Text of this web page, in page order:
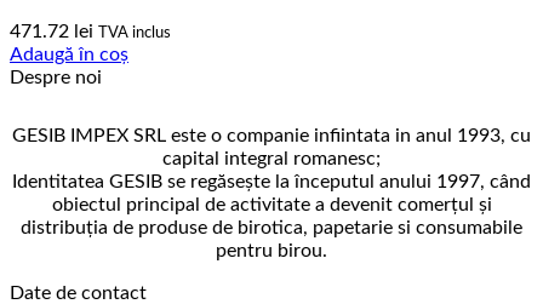
471.72 lei TVA inclus
Adaugă în coș
Despre noi
GESIB IMPEX SRL este o companie infiintata in anul 1993, cu
capital integral romanesc;
Identitatea GESIB se regăseşte la începutul anului 1997, când
obiectul principal de activitate a devenit comerţul şi
distribuţia de produse de birotica, papetarie si consumabile
pentru birou.
Date de contact